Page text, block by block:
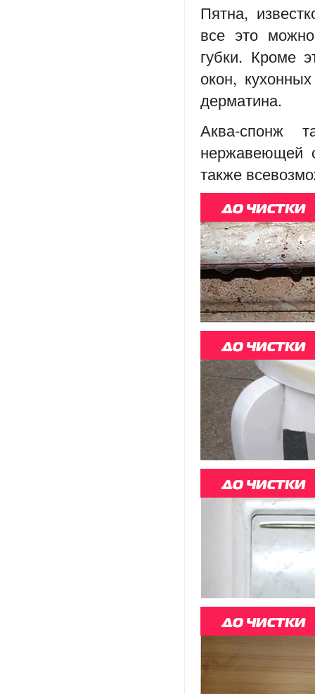
Пятна,
все это
губки. Кроме
окон,
дерматина.
Аква-спонж
нержавеющей
также